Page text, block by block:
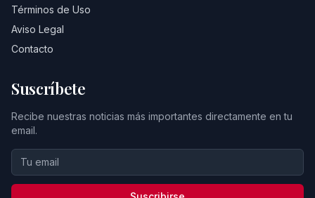
Términos de Uso
Aviso Legal
Contacto
Suscríbete
Recibe nuestras noticias más importantes directamente en tu
email.